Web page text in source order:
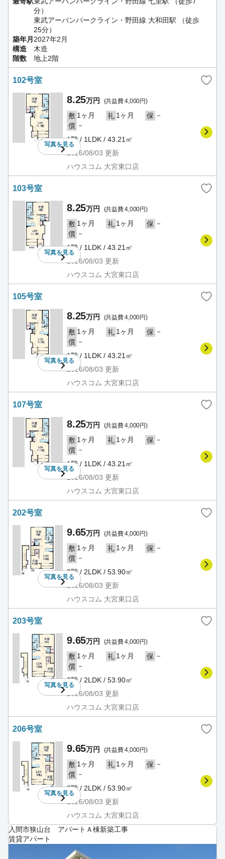
分）
東武アーバンパークライン・野田線 大和田駅 （徒歩
25分）
築年月 2027年2月
構造
木造
階数
地上2階
102号室
写真を見る
8.25万円 (共益費 4,000円)
敷 1ヶ月 礼 1ヶ月 保 －
償 －
1階 / 1LDK / 43.21㎡
2026/08/03 更新
ハウスコム 大宮東口店
103号室
写真を見る
8.25万円 (共益費 4,000円)
敷 1ヶ月 礼 1ヶ月 保 －
償 －
1階 / 1LDK / 43.21㎡
2026/08/03 更新
ハウスコム 大宮東口店
105号室
写真を見る
8.25万円 (共益費 4,000円)
敷 1ヶ月 礼 1ヶ月 保 －
償 －
1階 / 1LDK / 43.21㎡
2026/08/03 更新
ハウスコム 大宮東口店
107号室
写真を見る
8.25万円 (共益費 4,000円)
敷 1ヶ月 礼 1ヶ月 保 －
償 －
1階 / 1LDK / 43.21㎡
2026/08/03 更新
ハウスコム 大宮東口店
202号室
写真を見る
9.65万円 (共益費 4,000円)
敷 1ヶ月 礼 1ヶ月 保 －
償 －
2階 / 2LDK / 53.90㎡
2026/08/03 更新
ハウスコム 大宮東口店
203号室
写真を見る
9.65万円 (共益費 4,000円)
敷 1ヶ月 礼 1ヶ月 保 －
償 －
2階 / 2LDK / 53.90㎡
2026/08/03 更新
ハウスコム 大宮東口店
206号室
写真を見る
9.65万円 (共益費 4,000円)
敷 1ヶ月 礼 1ヶ月 保 －
償 －
2階 / 2LDK / 53.90㎡
2026/08/03 更新
ハウスコム 大宮東口店
入間市狭山台 アパートＡ棟新築工事
賃貸アパート